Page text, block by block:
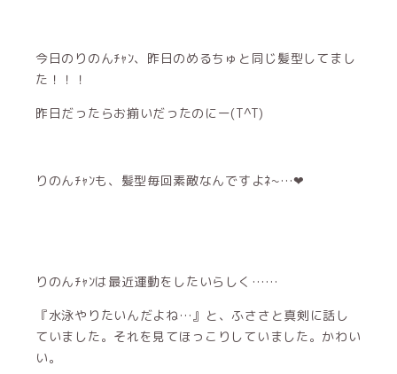
今日のりのんﾁｬﾝ、昨日のめるちゅと同じ髪型してまし
た！！！
昨日だったらお揃いだったのにー(T^T)‪‪
りのんﾁｬﾝも、髪型毎回素敵なんですよﾈ~…‪‪❤︎‬
りのんﾁｬﾝは最近運動をしたいらしく……
『水泳やりたいんだよね…』と、ふささと真剣に話し
ていました。それを見てほっこりしていました。かわい
い。